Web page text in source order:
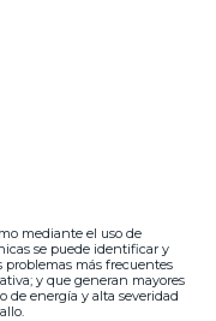
mediante el uso de
se puede identificar y
problemas más frecuentes
y que generan mayores
de energía y alta severidad